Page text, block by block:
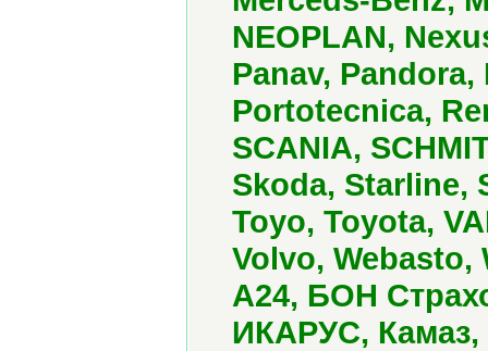
NEOPLAN,
Panav, Pandora,
Portotecnica,
SCANIA,
Skoda, Starline,
Toyo, Toyota,
Volvo, Webasto,
А24, БОН
ИКАРУС,